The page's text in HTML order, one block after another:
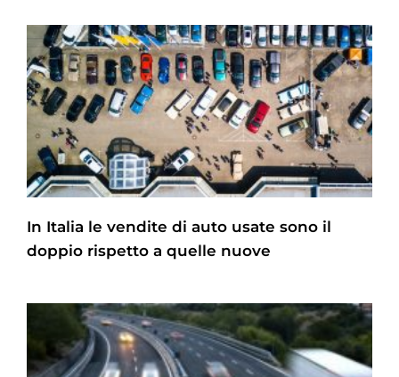
In Italia le vendite di auto usate sono il
doppio rispetto a quelle nuove